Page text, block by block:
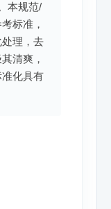
本规范/
标准，
理，去
清爽，
化具有